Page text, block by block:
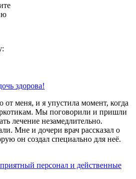
здорова!
от меня, и я упустила момент, когда
Мы поговорили и пришли
лечение незамедлительно.
Мне и дочери врач рассказал о
он создал специально для неё.
персонал и действенные